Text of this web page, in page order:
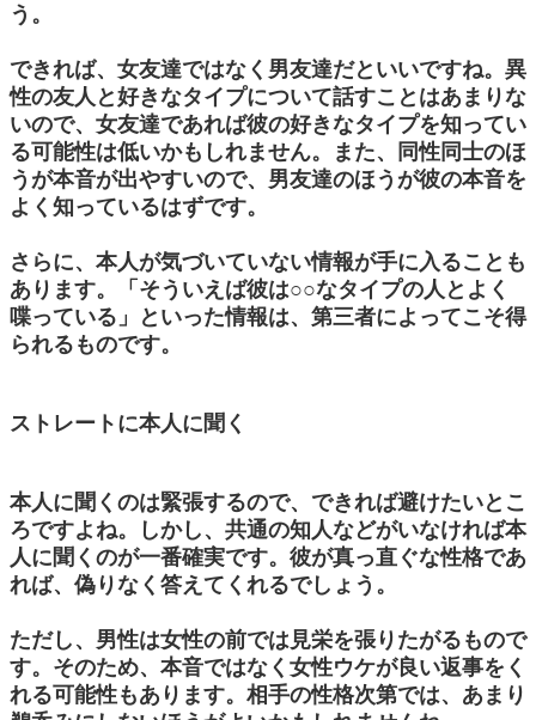
う。
できれば、女友達ではなく男友達だといいですね。異
性の友人と好きなタイプについて話すことはあまりな
いので、女友達であれば彼の好きなタイプを知ってい
る可能性は低いかもしれません。また、同性同士のほ
うが本音が出やすいので、男友達のほうが彼の本音を
よく知っているはずです。
さらに、本人が気づいていない情報が手に入ることも
あります。「そういえば彼は○○なタイプの人とよく
喋っている」といった情報は、第三者によってこそ得
られるものです。
ストレートに本人に聞く
本人に聞くのは緊張するので、できれば避けたいとこ
ろですよね。しかし、共通の知人などがいなければ本
人に聞くのが一番確実です。彼が真っ直ぐな性格であ
れば、偽りなく答えてくれるでしょう。
ただし、男性は女性の前では見栄を張りたがるもので
す。そのため、本音ではなく女性ウケが良い返事をく
れる可能性もあります。相手の性格次第では、あまり